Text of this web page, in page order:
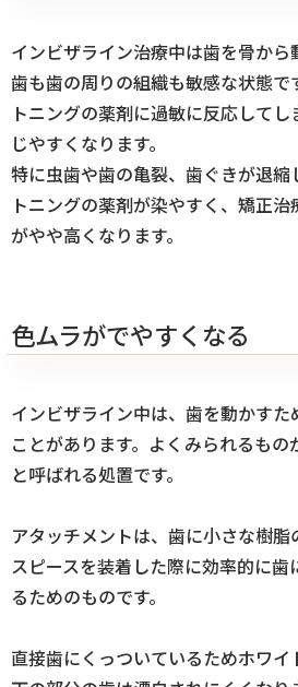
インビザライン治療中は歯を骨から
歯も歯の周りの組織も敏感な状態で
トニングの薬剤に過敏に反応して
じやすくなります。
特に虫歯や歯の亀裂、歯ぐきが退縮
トニングの薬剤が染やすく、矯正
がやや高くなります。
色ムラがでやすくなる
インビザライン中は、歯を動かすた
ことがあります。よくみられるもの
と呼ばれる処置です。
アタッチメントは、歯に小さな樹
スピースを装着した際に効率的に歯
るためのものです。
直接歯にくっついているためホワ